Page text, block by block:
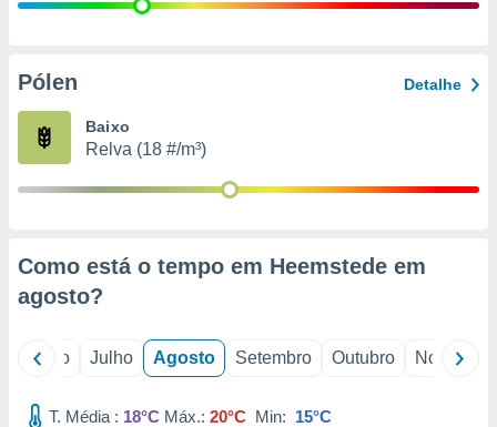
e
de
Pólen Detalhe
Baixo
Relva (18 #/m³)
Como está o tempo em Heemstede em
agosto?
Junho Julho Agosto Setembro Outubro Novembro
T. Média : 18°C Máx.: 20°C Min: 15°C